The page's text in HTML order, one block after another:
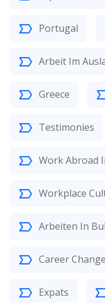
Portugal
Arbeit Im
Greece
Testimonies
Work Abroad
Workplace
Arbeiten In
Career Change
Expats